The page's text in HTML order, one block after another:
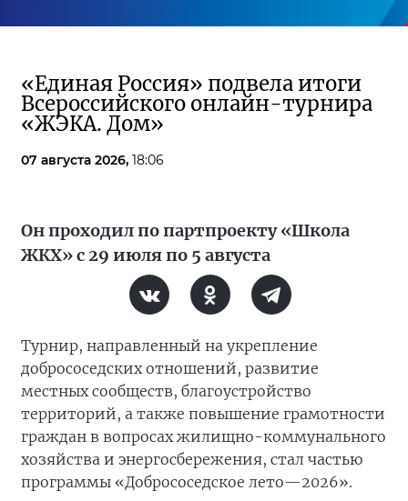
«Единая Россия» подвела итоги
Всероссийского онлайн-турнира
«ЖЭКА. Дом»
07 августа 2026, 18:06
Он проходил по партпроекту «Школа
ЖКХ» с 29 июля по 5 августа
Турнир, направленный на укрепление
добрососедских отношений, развитие
местных сообществ, благоустройство
территорий, а также повышение грамотности
граждан в вопросах жилищно-коммунального
хозяйства и энергосбережения, стал частью
программы «Добрососедское лето—2026».